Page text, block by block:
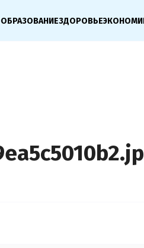
ОБРАЗОВАНИЕЗДОРОВЬЕ